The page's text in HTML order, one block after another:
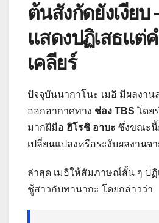
ต้นสังกัดยังเงียบ
แสดงปฏิเสธแต่
เคลียร์
ปัจจุบันนากาโนะ เมอิ มีผลงาน
ออกอากาศทาง ช่อง TBS โดย
มากฝีมือ ฮิโรชิ อาบะ ซึ่งขณะนี้
เปลี่ยนแปลงหรือระงับผลงานจ
ล่าสุด เมอิให้สัมภาษณ์สั้น ๆ ปฏิ
ชู้สาวกับทานากะ โดยกล่าวว่า